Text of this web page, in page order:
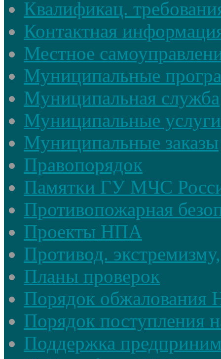
Квалификац.
Контактная
Местное
Муниципальные
Муниципальная служба
Муниципальные услуги
Муниципальные заказы
Правопорядок
Памятки ГУ МЧС
Противопожарная
Проекты НПА
Противод.
Планы проверок
Порядок
Порядок поступления
Поддержка